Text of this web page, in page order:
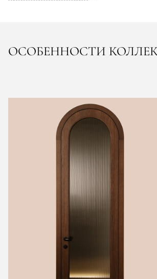
ОСОБЕННОСТИ